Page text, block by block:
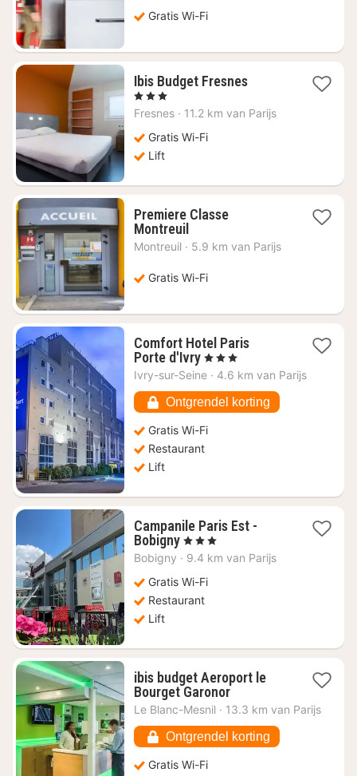
€
40,92
Gratis Wi-Fi
Ibis Budget Fresnes1
vanaf
, 3 Sterren
Fresnes · 11.2 km van Parijs
Gratis Wi-Fi
Lift
Premiere Classe
Montreuil1
nacht
€
44,04
Montreuil · 5.9 km van Parijs
Gratis Wi-Fi
Comfort Hotel Paris
Porte d'Ivry1
nacht
€
44,05
, 3 Sterren
Ivry-sur-Seine · 4.6 km van Parijs
Ontgrendel korting
Gratis Wi-Fi
Restaurant
Lift
Campanile Paris Est -
Bobigny1
nacht
€
44,30
, 3 Sterren
Bobigny · 9.4 km van Parijs
Gratis Wi-Fi
Restaurant
Lift
ibis budget Aeroport le
Bourget Garonor1
nacht
€
44,77
Le Blanc-Mesnil · 13.3 km van Parijs
Ontgrendel korting
Gratis Wi-Fi